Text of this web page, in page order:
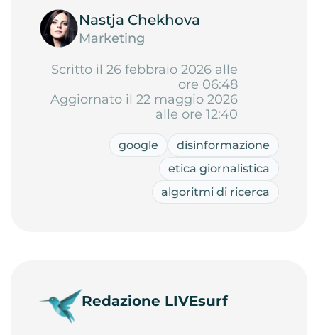
Nastja Chekhova
Marketing
Scritto il 26 febbraio 2026 alle
ore 06:48
Aggiornato il 22 maggio 2026
alle ore 12:40
google
disinformazione
etica giornalistica
algoritmi di ricerca
Redazione LIVEsurf